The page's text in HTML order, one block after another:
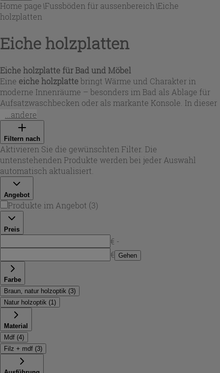
Home page\Fussböden für aussenbereich \Eiche
holzplatten
Eiche holzplatten
Eiche holzplatte für Bad und Möbel
Eine eiche holzplatte bringt Wärme und Charakter in
moderne Innenräume – besonders im Bad als Ablage für
Aufsatzwaschbecken oder als markante Konsole. In dieser
Auswahl finden Sie Lösungen mit MDF-Kern und
hochwertigem Eichenfurnier, oft mit sichtbaren
Astlöchern und Knorren für eine authentische Optik.
Unterschiedliche Höhen und Breiten machen die Planung
flexibel, egal ob Sie eine kompakte Hängeplatte oder eine
längere Ablagefläche bevorzugen. Bei Iperceramica
wählen Sie gezielt die passende
...andere
Filtern nach
Aktivieren Sie die gewünschten Filter. Die
untenstehenden Produkte werden bei jeder Auswahl
automatisch aktualisiert.
Angebot
Produkte im Angebot (3)
Preis
€ -
€ Gehen
Farbe
Braun, natur holzoptik (3)
Natur holzoptik (1 )
Material
Mdf (4)
Filz + mdf (3)